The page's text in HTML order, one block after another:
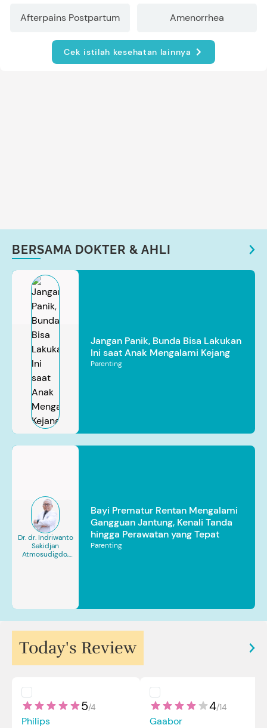
Afterpains Postpartum Amenorrhea
Cek istilah kesehatan lainnya
BERSAMA DOKTER & AHLI
Jangan Panik, Bunda Bisa Lakukan
Ini saat Anak Mengalami Kejang
Parenting
Dr. dr. Indriwanto
Sakidjan
Atmosudigdo,
Bayi Prematur Rentan Mengalami
Gangguan Jantung, Kenali Tanda
hingga Perawatan yang Tepat
Parenting
Today's Review
5/4
Philips
4/14
Gaabor